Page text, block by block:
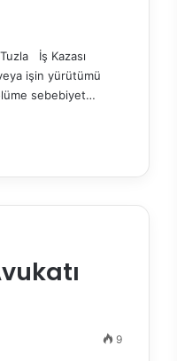
İş Kazası
işin yürütümü
sebebiyet…
9